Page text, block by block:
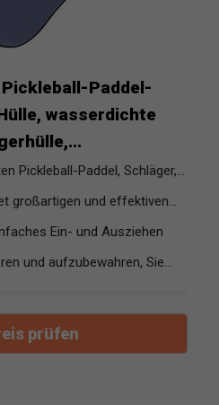
Paddel-
wasserdichte
Pickleball-Paddel, Schläger,...
großartigen und effektiven...
Ein- und Ausziehen
und aufzubewahren, Sie...
prüfen